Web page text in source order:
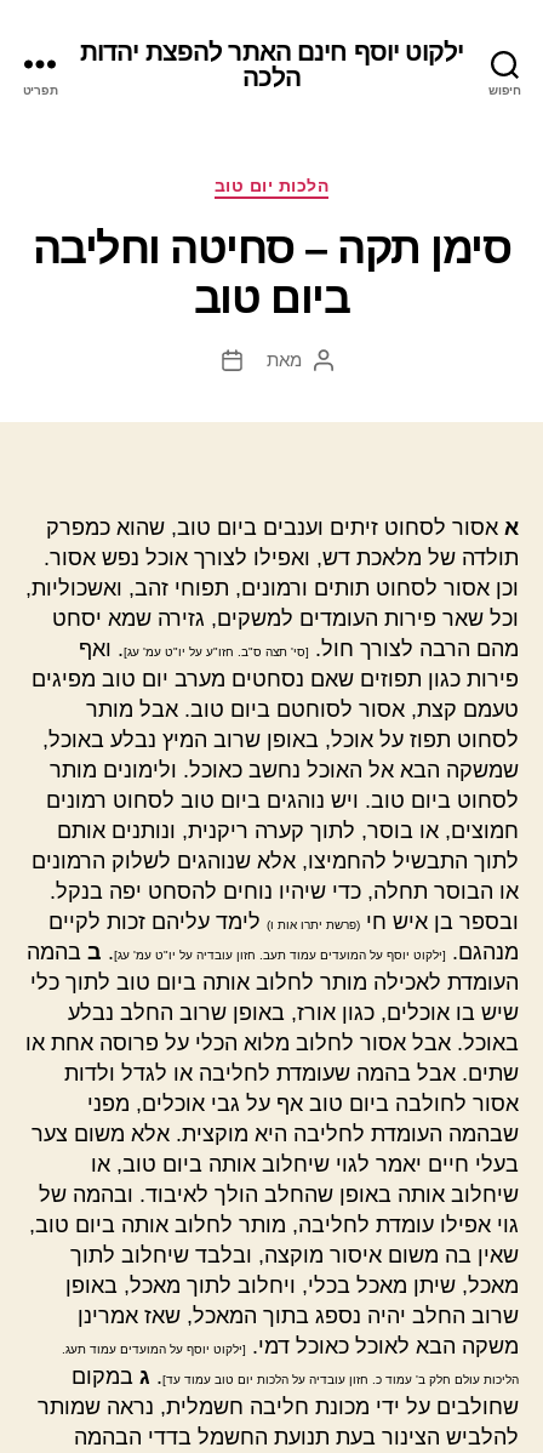
חיפוש
ילקוט יוסף חינם האתר להפצת יהדות
הלכה
תפריט
קטגוריות
הלכות יום טוב
סימן תקה – סחיטה וחליבה
ביום טוב
המחבר
מאת
תאריך
א אסור לסחוט זיתים וענבים ביום טוב, שהוא כמפרק
תולדה של מלאכת דש, ואפילו לצורך אוכל נפש אסור.
וכן אסור לסחוט תותים ורמונים, תפוחי זהב, ואשכוליות,
וכל שאר פירות העומדים למשקים, גזירה שמא יסחט
מהם הרבה לצורך חול.
[סי' תצה ס"ב. חזו"ע על יו"ט עמ' עג]. ואף
פירות כגון תפוזים שאם נסחטים מערב יום טוב מפיגים
טעמם קצת, אסור לסוחטם ביום טוב. אבל מותר
לסחוט תפוז על אוכל, באופן שרוב המיץ נבלע באוכל,
שמשקה הבא אל האוכל נחשב כאוכל. ולימונים מותר
לסחוט ביום טוב. ויש נוהגים ביום טוב לסחוט רמונים
חמוצים, או בוסר, לתוך קערה ריקנית, ונותנים אותם
לתוך התבשיל להחמיצו, אלא שנוהגים לשלוק הרמונים
או הבוסר תחלה, כדי שיהיו נוחים להסחט יפה בנקל.
ובספר בן איש חי (פרשת יתרו אות ו) לימד עליהם זכות לקיים
מנהגם.
[ילקוט יוסף על המועדים עמוד תעב. חזון עובדיה על יו"ט עמ' עג]. ב בהמה
העומדת לאכילה מותר לחלוב אותה ביום טוב לתוך כלי
שיש בו אוכלים, כגון אורז, באופן שרוב החלב נבלע
באוכל. אבל אסור לחלוב מלוא הכלי על פרוסה אחת או
שתים. אבל בהמה שעומדת לחליבה או לגדל ולדות
אסור לחולבה ביום טוב אף על גבי אוכלים, מפני
שבהמה העומדת לחליבה היא מוקצית. אלא משום צער
בעלי חיים יאמר לגוי שיחלוב אותה ביום טוב, או
שיחלוב אותה באופן שהחלב הולך לאיבוד. ובהמה של
גוי אפילו עומדת לחליבה, מותר לחלוב אותה ביום טוב,
שאין בה משום איסור מוקצה, ובלבד שיחלוב לתוך
מאכל, שיתן מאכל בכלי, ויחלוב לתוך מאכל, באופן
שרוב החלב יהיה נספג בתוך המאכל, שאז אמרינן
משקה הבא לאוכל כאוכל דמי.
[ילקוט יוסף על המועדים עמוד תעג.
הליכות עולם חלק ב' עמוד כ. חזון עובדיה על הלכות יום טוב עמוד עד]. ג במקום
שחולבים על ידי מכונת חליבה חשמלית, נראה שמותר
להלביש הצינור בעת תנועת החשמל בדדי הבהמה